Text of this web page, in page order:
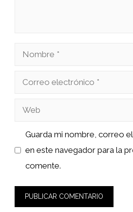
Nombre
Correo
Web
Guarda mi nombre, correo
en este navegador para la
comente.